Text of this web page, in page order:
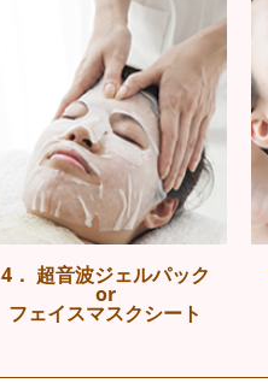
4． 超音波ジェルパック
or
フェイスマスクシート